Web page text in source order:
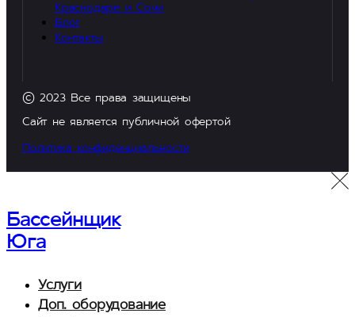
Краснодаре и Сочи
Блог
Контакты
© 2023 Все права защищены
Сайт не является публичной офертой
Политика конфиденциальности
Бассейнщик
Юга
Услуги
Доп. оборудование